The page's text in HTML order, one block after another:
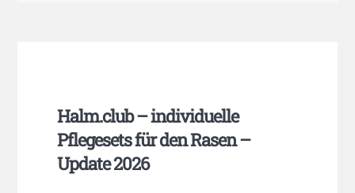
Halm.club – individuelle
Pflegesets für den Rasen –
Update 2026